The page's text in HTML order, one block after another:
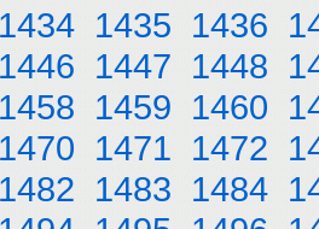
1434 1435 1436
1446 1447 1448
1458 1459 1460
1470 1471 1472
1482 1483 1484